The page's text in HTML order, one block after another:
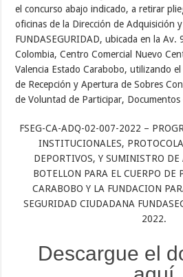
el concurso abajo indicado, a retirar
oficinas de la Dirección de Adquisición
FUNDASEGURIDAD, ubicada en la Av.
Colombia, Centro Comercial Nuevo
Valencia Estado Carabobo, utilizando
de Recepción y Apertura de Sobres
de Voluntad de Participar,
FSEG-CA-ADQ-02-007-2022 –
INSTITUCIONALES,
DEPORTIVOS, Y SUMINISTRO DE
BOTELLON PARA EL CUERPO DE
CARABOBO Y LA FUNDACION
SEGURIDAD CIUDADANA
2022.
Descargue el